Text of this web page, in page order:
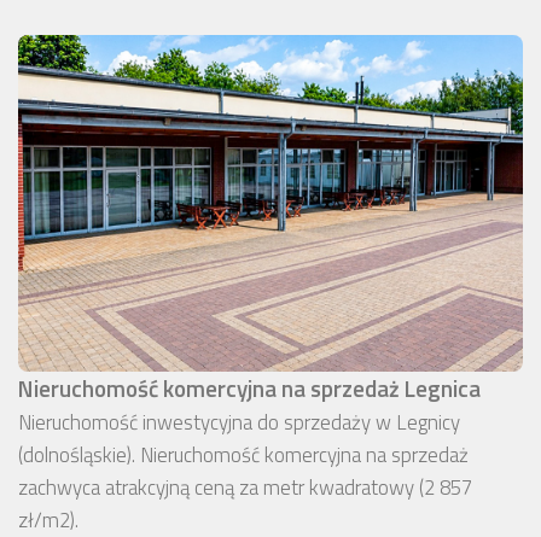
Nieruchomość komercyjna na sprzedaż Legnica
Nieruchomość inwestycyjna do sprzedaży w Legnicy
(dolnośląskie). Nieruchomość komercyjna na sprzedaż
zachwyca atrakcyjną ceną za metr kwadratowy (2 857
zł/m2).